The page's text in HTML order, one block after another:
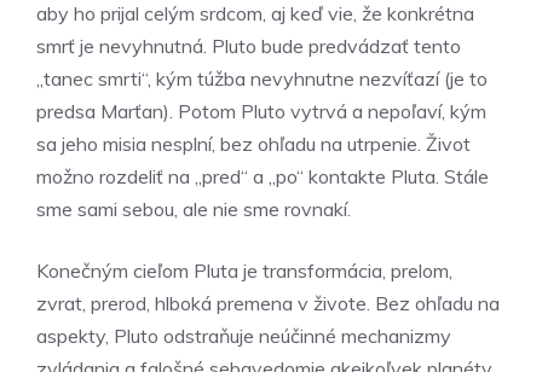
aby ho prijal celým srdcom, aj keď vie, že konkrétna
smrť je nevyhnutná. Pluto bude predvádzať tento
„tanec smrti“, kým túžba nevyhnutne nezvíťazí (je to
predsa Marťan). Potom Pluto vytrvá a nepoľaví, kým
sa jeho misia nesplní, bez ohľadu na utrpenie. Život
možno rozdeliť na „pred“ a „po“ kontakte Pluta. Stále
sme sami sebou, ale nie sme rovnakí.
Konečným cieľom Pluta je transformácia, prelom,
zvrat, prerod, hlboká premena v živote. Bez ohľadu na
aspekty, Pluto odstraňuje neúčinné mechanizmy